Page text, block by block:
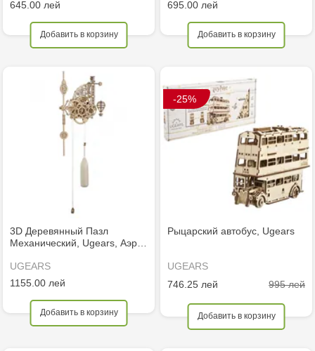
645.00 лей
Добавить в корзину
695.00 лей
Добавить в корзину
3D Деревянный Пазл
Механический, Ugears, Аэр…
UGEARS
1155.00 лей
Добавить в корзину
-25%
Рыцарский автобус, Ugears
UGEARS
746.25 лей
995 лей
Добавить в корзину